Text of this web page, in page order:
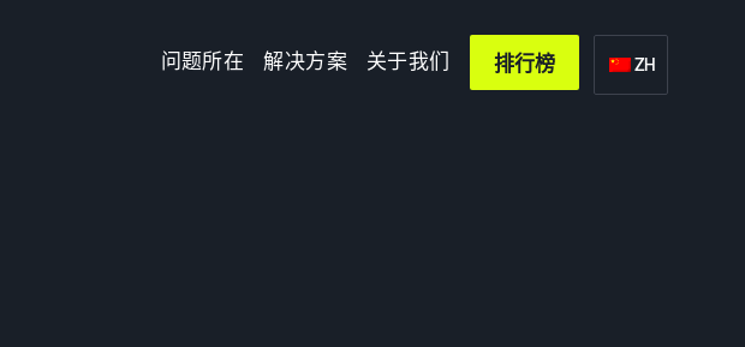
问题所在 解决方案 关于我们 排行榜 ZH